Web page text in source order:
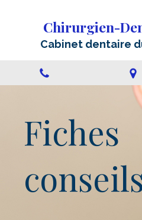
Chirurgien-
Cabinet dentaire
Fiches